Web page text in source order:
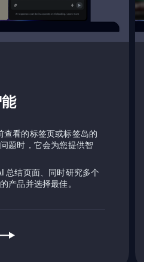
看的标签页或标签岛的
题时，它会为您提供智
总结页面、同时研究多个
产品并选择最佳。